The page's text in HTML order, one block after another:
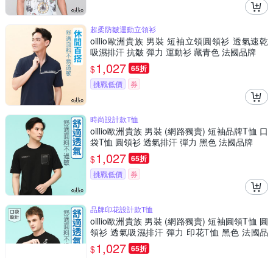
超柔防皺運動立領衫
oillio歐洲貴族 男裝 短袖立領圓領衫 透氣速乾
吸濕排汗 抗皺 彈力 運動衫 藏青色 法國品牌
$1,027 65折
挑戰低價 券
時尚設計款T恤
oillio歐洲貴族 男裝 (網路獨賣) 短袖品牌T恤 口
袋T恤 圓領衫 透氣排汗 彈力 黑色 法國品牌
$1,027 65折
挑戰低價 券
品牌印花設計款T恤
oillio歐洲貴族 男裝 (網路獨賣) 短袖圓領T恤 圓
領衫 透氣吸濕排汗 彈力 印花T恤 黑色 法國品
牌
$1,027 65折